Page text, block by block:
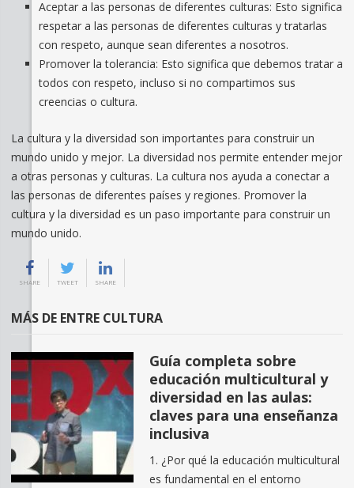
Aceptar a las personas de diferentes culturas: Esto significa
respetar a las personas de diferentes culturas y tratarlas
con respeto, aunque sean diferentes a nosotros.
Promover la tolerancia: Esto significa que debemos tratar a
todos con respeto, incluso si no compartimos sus
creencias o cultura.
La cultura y la diversidad son importantes para construir un
mundo unido y mejor. La diversidad nos permite entender mejor
a otras personas y culturas. La cultura nos ayuda a conectar a
las personas de diferentes países y regiones. Promover la
cultura y la diversidad es un paso importante para construir un
mundo unido.
SHARE TWEET SHARE
MÁS DE ENTRE CULTURA
Guía completa sobre
educación multicultural y
diversidad en las aulas:
claves para una enseñanza
inclusiva
1. ¿Por qué la educación multicultural
es fundamental en el entorno